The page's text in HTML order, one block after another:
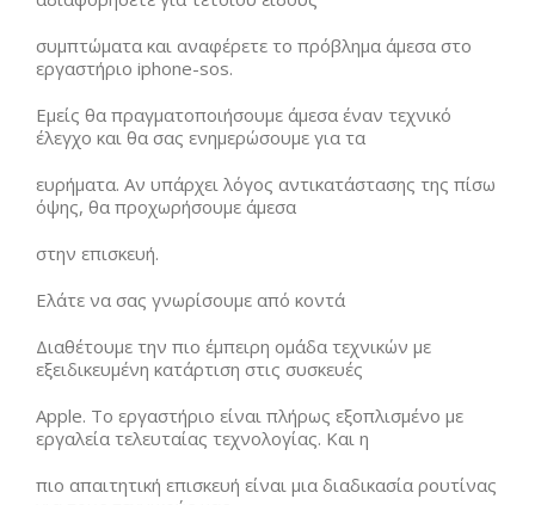
συμπτώματα και αναφέρετε το πρόβλημα άμεσα στο
εργαστήριο iphone-sos.
Εμείς θα πραγματοποιήσουμε άμεσα έναν τεχνικό
έλεγχο και θα σας ενημερώσουμε για τα
ευρήματα. Αν υπάρχει λόγος αντικατάστασης της πίσω
όψης, θα προχωρήσουμε άμεσα
στην επισκευή.
Ελάτε να σας γνωρίσουμε από κοντά
Διαθέτουμε την πιο έμπειρη ομάδα τεχνικών με
εξειδικευμένη κατάρτιση στις συσκευές
Apple. Το εργαστήριο είναι πλήρως εξοπλισμένο με
εργαλεία τελευταίας τεχνολογίας. Και η
πιο απαιτητική επισκευή είναι μια διαδικασία ρουτίνας